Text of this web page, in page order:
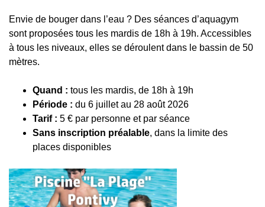
Envie de bouger dans l’eau ? Des séances d’aquagym
sont proposées tous les mardis de 18h à 19h. Accessibles
à tous les niveaux, elles se déroulent dans le bassin de 50
mètres.
Quand : tous les mardis, de 18h à 19h
Période : du 6 juillet au 28 août 2026
Tarif : 5 € par personne et par séance
Sans inscription préalable, dans la limite des
places disponibles